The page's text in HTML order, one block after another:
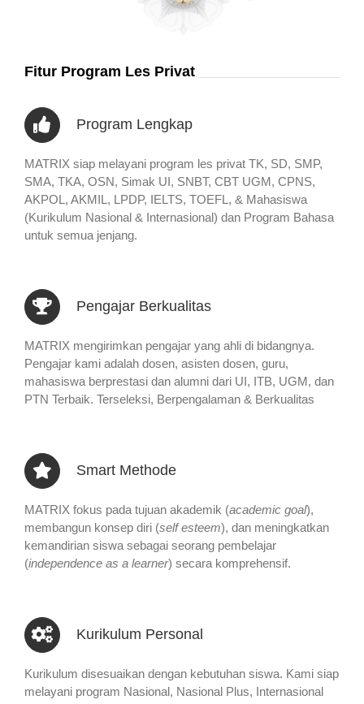
Fitur Program Les Privat
Program Lengkap
MATRIX siap melayani program les privat TK, SD, SMP,
SMA, TKA, OSN, Simak UI, SNBT, CBT UGM, CPNS,
AKPOL, AKMIL, LPDP, IELTS, TOEFL, & Mahasiswa
(Kurikulum Nasional & Internasional) dan Program Bahasa
untuk semua jenjang.
Pengajar Berkualitas
MATRIX mengirimkan pengajar yang ahli di bidangnya.
Pengajar kami adalah dosen, asisten dosen, guru,
mahasiswa berprestasi dan alumni dari UI, ITB, UGM, dan
PTN Terbaik. Terseleksi, Berpengalaman & Berkualitas
Smart Methode
MATRIX fokus pada tujuan akademik (academic goal),
membangun konsep diri (self esteem), dan meningkatkan
kemandirian siswa sebagai seorang pembelajar
(independence as a learner) secara komprehensif.
Kurikulum Personal
Kurikulum disesuaikan dengan kebutuhan siswa. Kami siap
melayani program Nasional, Nasional Plus, Internasional